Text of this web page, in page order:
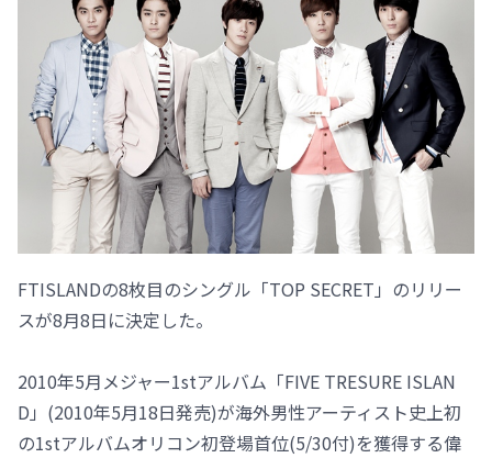
FTISLANDの8枚目のシングル「TOP SECRET」のリリー
スが8月8日に決定した。
2010年5月メジャー1stアルバム「FIVE TRESURE ISLAN
D」(2010年5月18日発売)が海外男性アーティスト史上初
の1stアルバムオリコン初登場首位(5/30付)を獲得する偉